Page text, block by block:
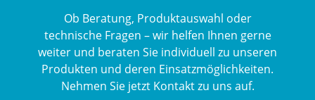
Ob Beratung, Produktauswahl oder
technische Fragen – wir helfen Ihnen gerne
weiter und beraten Sie individuell zu unseren
Produkten und deren Einsatzmöglichkeiten.
Nehmen Sie jetzt Kontakt zu uns auf.